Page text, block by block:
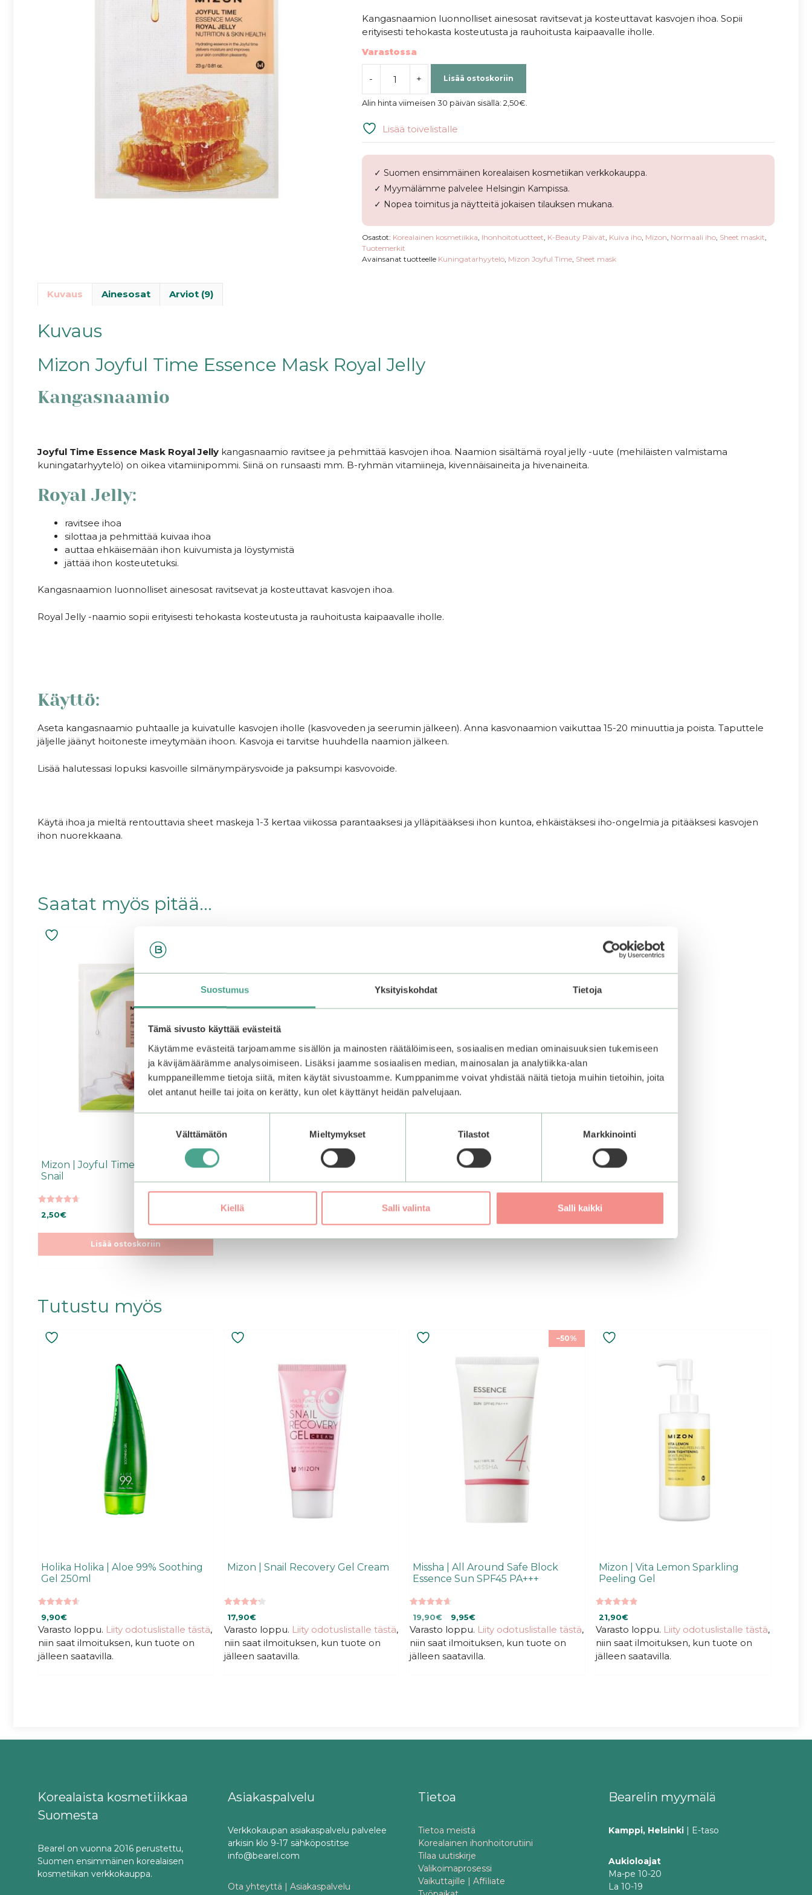
Suostumus Yksityiskohdat Tietoja
Tämä sivusto käyttää evästeitä
Käytämme evästeitä tarjoamamme sisällön ja mainosten räätälöimiseen, sosiaalisen median ominaisuuksien tukemiseen
ja kävijämäärämme analysoimiseen. Lisäksi jaamme sosiaalisen median, mainosalan ja analytiikka-alan
kumppaneillemme tietoja siitä, miten käytät sivustoamme. Kumppanimme voivat yhdistää näitä tietoja muihin tietoihin, joita
olet antanut heille tai joita on kerätty, kun olet käyttänyt heidän palvelujaan.
Välttämätön Mieltymykset Tilastot Markkinointi
Kiellä Salli valinta Salli kaikki
Kangasnaamion luonnolliset ainesosat ravitsevat ja kosteuttavat kasvojen ihoa. Sopii
erityisesti tehokasta kosteutusta ja rauhoitusta kaipaavalle iholle.
Varastossa
-
|
Time
Essence
Jelly
määrä
+ Lisää ostoskoriin
Alin hinta viimeisen 30 päivän sisällä: 2,50€
Lisää toivelistalle
✓ Suomen ensimmäinen korealaisen kosmetiikan verkkokauppa.
✓ Myymälämme palvelee Helsingin Kampissa.
✓ Nopea toimitus ja näytteitä jokaisen tilauksen mukana.
Osastot: Korealainen kosmetiikka Ihonhoitotuotteet K-Beauty Päivät Kuiva iho, Mizon Normaali iho, Sheet maskit
Tuotemerkit
Avainsanat tuotteelle Kuningatarhyytelö, Mizon Joyful Time, Sheet mask
Kuvaus Ainesosat Arviot (9)
Kuvaus
Mizon Joyful Time Essence Mask Royal Jelly
Kangasnaamio
Joyful Time Essence Mask Royal Jelly kangasnaamio ravitsee ja pehmittää kasvojen ihoa. Naamion sisältämä royal jelly -uute (mehiläisten valmistama
kuningatarhyytelö) on oikea vitamiinipommi. Siinä on runsaasti mm. B-ryhmän vitamiineja, kivennäisaineita ja hivenaineita.
Royal Jelly:
ravitsee ihoa
silottaa ja pehmittää kuivaa ihoa
auttaa ehkäisemään ihon kuivumista ja löystymistä
jättää ihon kosteutetuksi.
Kangasnaamion luonnolliset ainesosat ravitsevat ja kosteuttavat kasvojen ihoa.
Royal Jelly -naamio sopii erityisesti tehokasta kosteutusta ja rauhoitusta kaipaavalle iholle.
Käyttö:
Aseta kangasnaamio puhtaalle ja kuivatulle kasvojen iholle (kasvoveden ja seerumin jälkeen). Anna kasvonaamion vaikuttaa 15-20 minuuttia ja poista. Taputtele
jäljelle jäänyt hoitoneste imeytymään ihoon. Kasvoja ei tarvitse huuhdella naamion jälkeen.
Lisää halutessasi lopuksi kasvoille silmänympärysvoide ja paksumpi kasvovoide.
Käytä ihoa ja mieltä rentouttavia sheet maskeja 1-3 kertaa viikossa parantaaksesi ja ylläpitääksesi ihon kuntoa, ehkäistäksesi iho-ongelmia ja pitääksesi kasvojen
ihon nuorekkaana.
Saatat myös pitää...
Mizon | Joyful Time Essence Mask
Snail
5:stä
2,50€
Lisää ostoskoriin
Tutustu myös
Holika Holika | Aloe 99% Soothing
Gel 250ml
5:stä
9,90€
Varasto loppu. Liity odotuslistalle tästä,
niin saat ilmoituksen, kun tuote on
jälleen saatavilla.
Mizon | Snail Recovery Gel Cream
5:stä
17,90€
Varasto loppu. Liity odotuslistalle tästä,
niin saat ilmoituksen, kun tuote on
jälleen saatavilla.
–50%
Missha | All Around Safe Block
Essence Sun SPF45 PA+++
5:stä
Alkuperäinen
hinta
oli:
19,90€.
19,90€Nykyinen
hinta
on:
19,90€.
9,95€
Varasto loppu. Liity odotuslistalle tästä,
niin saat ilmoituksen, kun tuote on
jälleen saatavilla.
Mizon | Vita Lemon Sparkling
Peeling Gel
5:stä
21,90€
Varasto loppu. Liity odotuslistalle tästä,
niin saat ilmoituksen, kun tuote on
jälleen saatavilla.
Korealaista kosmetiikkaa
Suomesta
Bearel on vuonna 2016 perustettu,
Suomen ensimmäinen korealaisen
kosmetiikan verkkokauppa.
Asiakaspalvelu
Verkkokaupan asiakaspalvelu palvelee
arkisin klo 9-17 sähköpostitse
info@bearel.com
Ota yhteyttä | Asiakaspalvelu
Tietoa
Tietoa meistä
Korealainen ihonhoitorutiini
Tilaa uutiskirje
Valikoimaprosessi
Vaikuttajille | Affiliate
Bearelin myymälä
Kamppi, Helsinki | E-taso
Aukioloajat
Ma-pe 10-20
La 10-19